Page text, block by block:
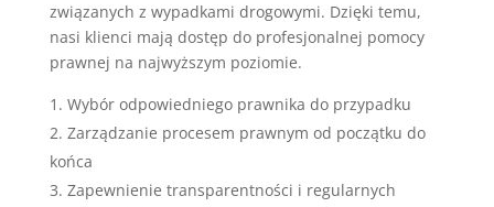
związanych z wypadkami drogowymi. Dzięki temu,
nasi klienci mają dostęp do profesjonalnej pomocy
prawnej na najwyższym poziomie.
Wybór odpowiedniego prawnika do przypadku
Zarządzanie procesem prawnym od początku do
końca
Zapewnienie transparentności i regularnych